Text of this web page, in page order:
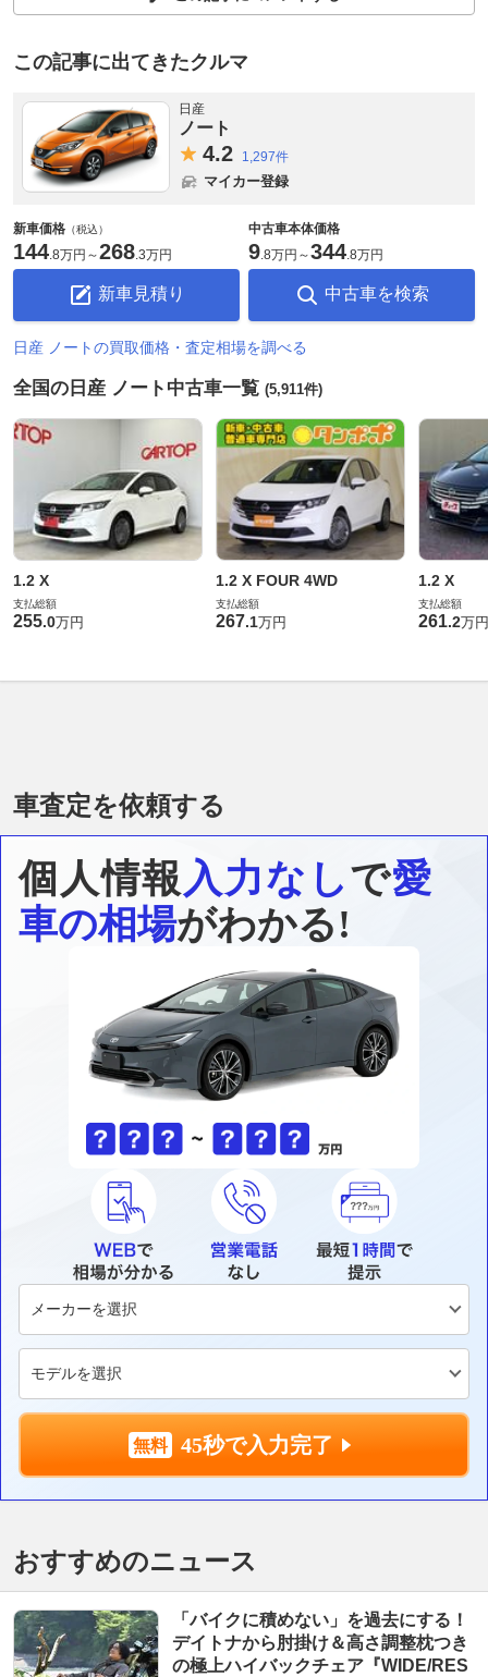
この記事に出てきたクルマ
日産
ノート
4.2 1,297件
マイカー登録
新車価格 （税込）
144.8万円 ～268.3万円
新車見積り
中古車本体価格
9.8万円 ～344.8万円
中古車を検索
日産 ノートの買取価格・査定相場を調べる
全国の日産 ノート中古車一覧 (5,911件)
1.2 X
支払総額
255.0万円
1.2 X FOUR 4WD
支払総額
267.1万円
1.2 X
支払総額
261.2万円
車査定を依頼する
個人情報 入力なしで愛
車の相場がわかる!
45秒で入力完了
おすすめのニュース
「バイクに積めない」を過去にする！
デイトナから肘掛け＆高さ調整枕つき
の極上ハイバックチェア『WIDE/RES